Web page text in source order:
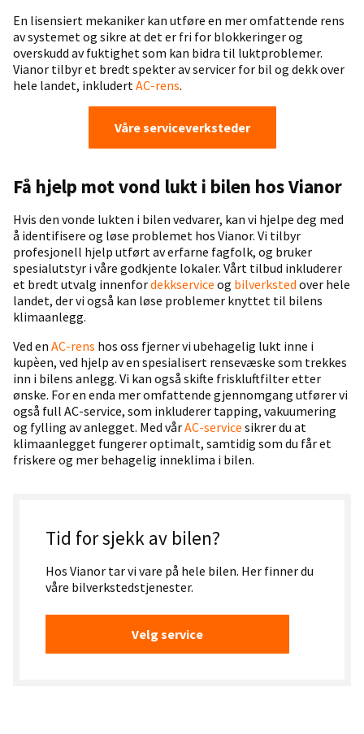
En lisensiert mekaniker kan utføre en mer omfattende rens
av systemet og sikre at det er fri for blokkeringer og
overskudd av fuktighet som kan bidra til luktproblemer.
Vianor tilbyr et bredt spekter av servicer for bil og dekk over
hele landet, inkludertAC-rens.
Våre serviceverksteder
Få hjelp mot vond lukt i bilen hos Vianor
Hvis den vonde lukten i bilen vedvarer, kan vi hjelpe deg med
å identifisere og løse problemet hos Vianor. Vi tilbyr
profesjonell hjelp utført av erfarne fagfolk, og bruker
spesialutstyr i våre godkjente lokaler. Vårt tilbud inkluderer
et bredt utvalg innenfordekkservice og bilverksted over hele
landet, der vi også kan løse problemer knyttet til bilens
klimaanlegg.
Ved en AC-rens hos oss fjerner vi ubehagelig lukt inne i
kupèen, ved hjelp av en spesialisert rensevæske som trekkes
inn i bilens anlegg. Vi kan også skifte friskluftfilter etter
ønske. For en enda mer omfattende gjennomgang utfører vi
også full AC-service, som inkluderer tapping, vakuumering
og fylling av anlegget. Med vårAC-service sikrer du at
klimaanlegget fungerer optimalt, samtidig som du får et
friskere og mer behagelig inneklima i bilen.
Tid for sjekk av bilen?
Hos Vianor tar vi vare på hele bilen. Her finner du
våre bilverkstedstjenester.
Velg service